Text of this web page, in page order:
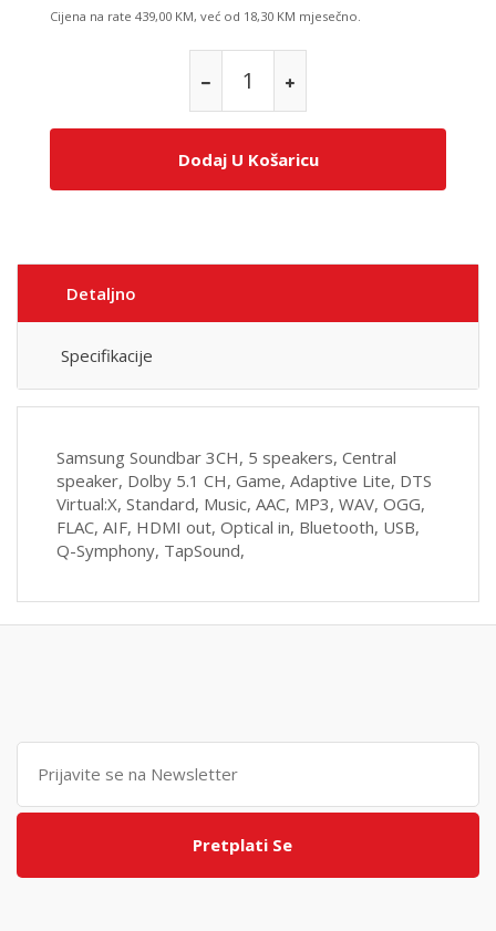
Cijena na rate 439,00 KM, već od 18,30 KM mjesečno.
Dodaj U Košaricu
Detaljno
Specifikacije
Samsung Soundbar 3CH, 5 speakers, Central
speaker, Dolby 5.1 CH, Game, Adaptive Lite, DTS
Virtual:X, Standard, Music, AAC, MP3, WAV, OGG,
FLAC, AIF, HDMI out, Optical in, Bluetooth, USB,
Q-Symphony, TapSound,
Pretplati Se